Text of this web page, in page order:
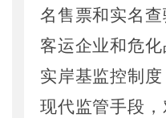
名售票和实名
客运企业和危
实岸基监控制度
现代监管手段